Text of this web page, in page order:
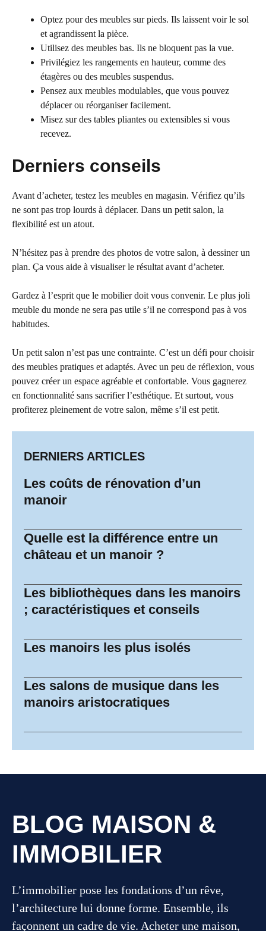
Optez pour des meubles sur pieds. Ils laissent voir le sol
et agrandissent la pièce.
Utilisez des meubles bas. Ils ne bloquent pas la vue.
Privilégiez les rangements en hauteur, comme des
étagères ou des meubles suspendus.
Pensez aux meubles modulables, que vous pouvez
déplacer ou réorganiser facilement.
Misez sur des tables pliantes ou extensibles si vous
recevez.
Derniers conseils
Avant d’acheter, testez les meubles en magasin. Vérifiez qu’ils
ne sont pas trop lourds à déplacer. Dans un petit salon, la
flexibilité est un atout.
N’hésitez pas à prendre des photos de votre salon, à dessiner un
plan. Ça vous aide à visualiser le résultat avant d’acheter.
Gardez à l’esprit que le mobilier doit vous convenir. Le plus joli
meuble du monde ne sera pas utile s’il ne correspond pas à vos
habitudes.
Un petit salon n’est pas une contrainte. C’est un défi pour choisir
des meubles pratiques et adaptés. Avec un peu de réflexion, vous
pouvez créer un espace agréable et confortable. Vous gagnerez
en fonctionnalité sans sacrifier l’esthétique. Et surtout, vous
profiterez pleinement de votre salon, même s’il est petit.
DERNIERS ARTICLES
Les coûts de rénovation d’un
manoir
Quelle est la différence entre un
château et un manoir ?
Les bibliothèques dans les manoirs
; caractéristiques et conseils
Les manoirs les plus isolés
Les salons de musique dans les
manoirs aristocratiques
BLOG MAISON &
IMMOBILIER
L’immobilier pose les fondations d’un rêve,
l’architecture lui donne forme. Ensemble, ils
façonnent un cadre de vie. Acheter une maison,